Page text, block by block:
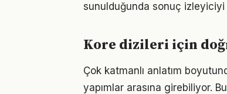
sunulduğunda sonuç izleyiciyi
Kore dizileri için
Çok katmanlı anlatım
yapımlar arasına girebiliyor.